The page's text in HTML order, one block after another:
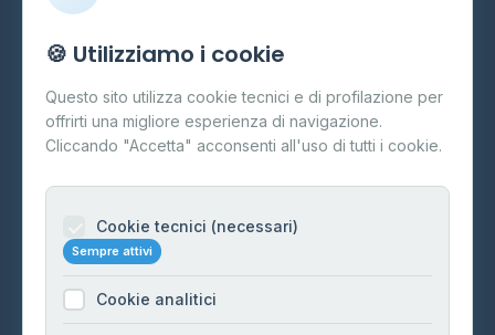
Info
Cos'è il GPL
FAQ
Contatti
Informazioni legali
Cookie Policy
🍪 Utilizziamo i cookie
Questo sito utilizza cookie tecnici e di profilazione per
offrirti una migliore esperienza di navigazione.
Cliccando "Accetta" acconsenti all'uso di tutti i cookie.
Cookie tecnici (necessari)
Sempre attivi
Cookie analitici